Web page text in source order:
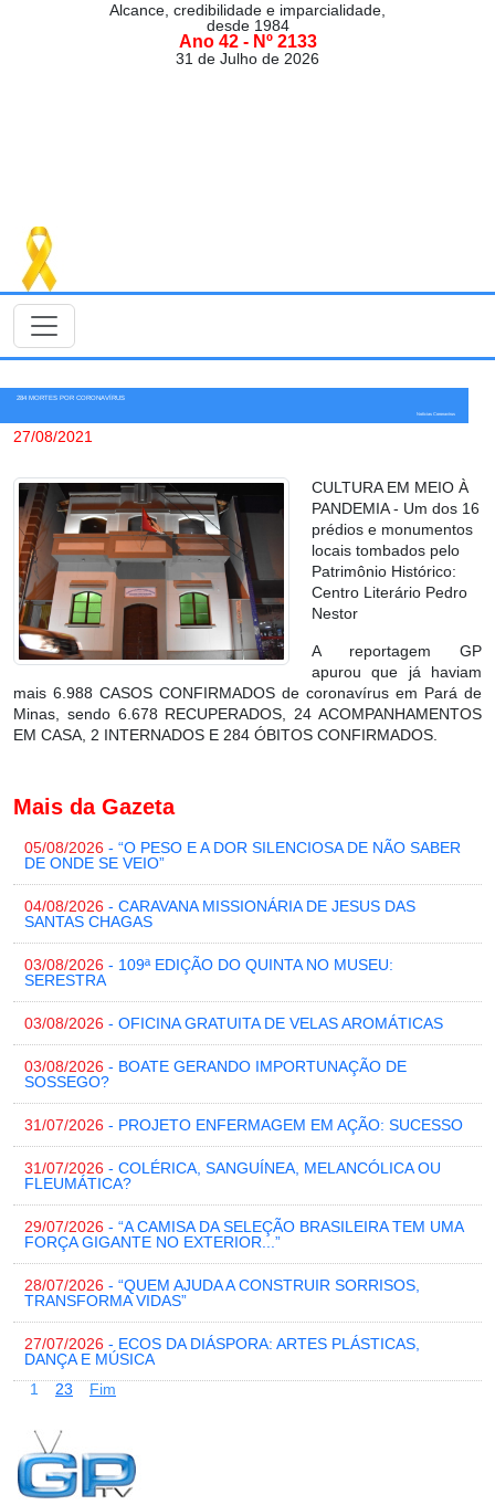
Alcance, credibilidade e imparcialidade,
desde 1984
Ano 42 - Nº 2133
31 de Julho de 2026
284 MORTES POR CORONAVÍRUS
Notícias Coronavírus
27/08/2021
CULTURA EM MEIO À
PANDEMIA - Um dos 16
prédios e monumentos
locais tombados pelo
Patrimônio Histórico:
Centro Literário Pedro
Nestor
A reportagem GP
apurou que já haviam
mais 6.988 CASOS CONFIRMADOS de coronavírus em Pará de
Minas, sendo 6.678 RECUPERADOS, 24 ACOMPANHAMENTOS
EM CASA, 2 INTERNADOS E 284 ÓBITOS CONFIRMADOS.
Mais da Gazeta
05/08/2026 - “O PESO E A DOR SILENCIOSA DE NÃO SABER
DE ONDE SE VEIO”
04/08/2026 - CARAVANA MISSIONÁRIA DE JESUS DAS
SANTAS CHAGAS
03/08/2026 - 109ª EDIÇÃO DO QUINTA NO MUSEU:
SERESTRA
03/08/2026 - OFICINA GRATUITA DE VELAS AROMÁTICAS
03/08/2026 - BOATE GERANDO IMPORTUNAÇÃO DE
SOSSEGO?
31/07/2026 - PROJETO ENFERMAGEM EM AÇÃO: SUCESSO
31/07/2026 - COLÉRICA, SANGUÍNEA, MELANCÓLICA OU
FLEUMÁTICA?
29/07/2026 - “A CAMISA DA SELEÇÃO BRASILEIRA TEM UMA
FORÇA GIGANTE NO EXTERIOR...”
28/07/2026 - “QUEM AJUDA A CONSTRUIR SORRISOS,
TRANSFORMA VIDAS”
27/07/2026 - ECOS DA DIÁSPORA: ARTES PLÁSTICAS,
DANÇA E MÚSICA
1
23 Fim